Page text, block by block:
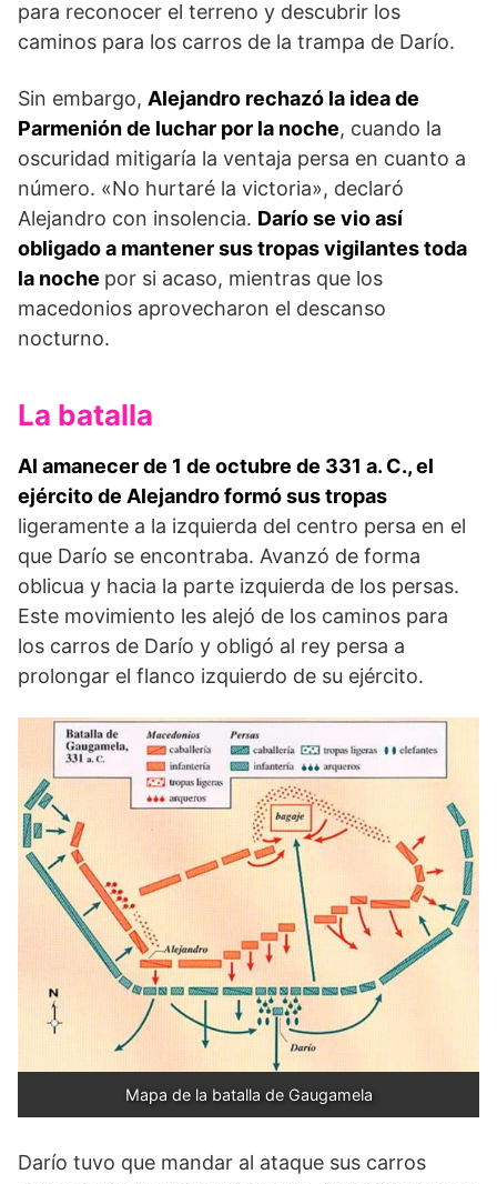
para reconocer el terreno y descubrir los
caminos para los carros de la trampa de Darío.
Sin embargo, Alejandro rechazó la idea de
Parmenión de luchar por la noche, cuando la
oscuridad mitigaría la ventaja persa en cuanto a
número. «No hurtaré la victoria», declaró
Alejandro con insolencia. Darío se vio así
obligado a mantener sus tropas vigilantes toda
la noche por si acaso, mientras que los
macedonios aprovecharon el descanso
nocturno.
La batalla
Al amanecer de 1 de octubre de 331 a. C., el
ejército de Alejandro formó sus tropas
ligeramente a la izquierda del centro persa en el
que Darío se encontraba. Avanzó de forma
oblicua y hacia la parte izquierda de los persas.
Este movimiento les alejó de los caminos para
los carros de Darío y obligó al rey persa a
prolongar el flanco izquierdo de su ejército.
Mapa de la batalla de Gaugamela
Darío tuvo que mandar al ataque sus carros